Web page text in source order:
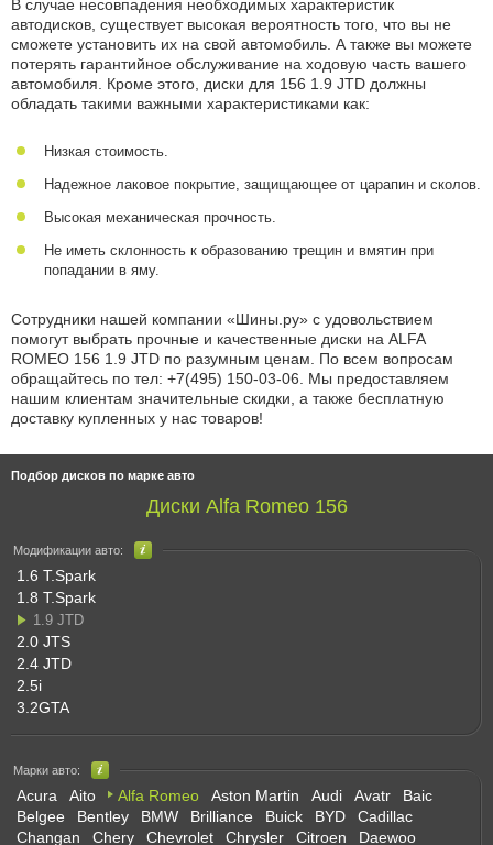
Подбор дисков по марке авто
Диски Alfa Romeo 156
Модификации авто:
1.6 T.Spark
1.8 T.Spark
1.9 JTD
2.0 JTS
2.4 JTD
2.5i
3.2GTA
Марки авто:
Acura Aito Alfa Romeo Aston Martin Audi Avatr
Baic
Belgee
Bentley BMW Brilliance Buick BYD
Cadillac
Changan
Chery Chevrolet Chrysler Citroen Daewoo
В случае несовпадения необходимых характеристик
автодисков, существует высокая вероятность того, что вы не
сможете установить их на свой автомобиль. А также вы можете
потерять гарантийное обслуживание на ходовую часть вашего
автомобиля. Кроме этого, диски для 156 1.9 JTD должны
обладать такими важными характеристиками как:
Низкая стоимость.
Надежное лаковое покрытие, защищающее от царапин и сколов.
Высокая механическая прочность.
Не иметь склонность к образованию трещин и вмятин при
попадании в яму.
Сотрудники нашей компании «Шины.ру» с удовольствием
помогут выбрать прочные и качественные диски на ALFA
ROMEO 156 1.9 JTD по разумным ценам. По всем вопросам
обращайтесь по тел: +7(495) 150-03-06 . Мы предоставляем
нашим клиентам значительные скидки, а также бесплатную
доставку купленных у нас товаров!